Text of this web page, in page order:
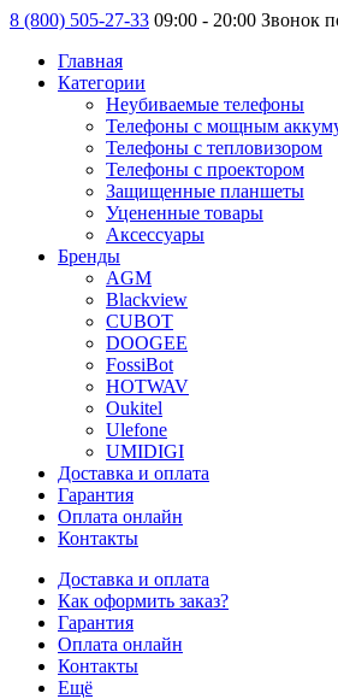
8 (800) 505-27-33 09:00 - 20:00 Звонок
Главная
Категории
Неубиваемые телефоны
Телефоны с мощным
Телефоны с тепловизором
Телефоны с проектором
Защищенные планшеты
Уцененные товары
Аксессуары
Бренды
AGM
Blackview
CUBOT
DOOGEE
FossiBot
HOTWAV
Oukitel
Ulefone
UMIDIGI
Доставка и оплата
Гарантия
Оплата онлайн
Контакты
Доставка и оплата
Как оформить заказ?
Гарантия
Оплата онлайн
Контакты
Ещё